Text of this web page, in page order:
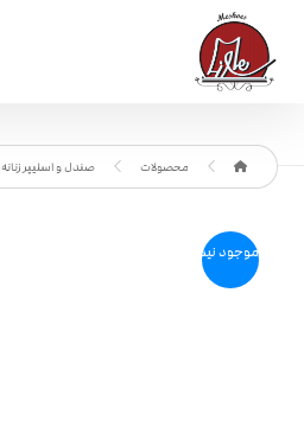
محصولات صندل و اسلیپر زنانه
موجود نیست